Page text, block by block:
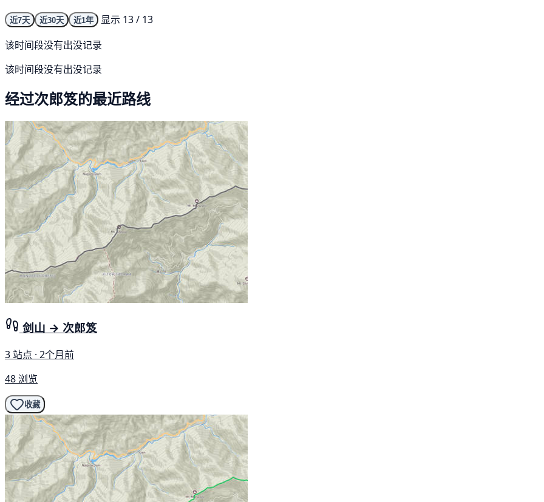
近7天 近30天 近1年
显示 13 / 13
该时间段没有出没记录
该时间段没有出没记录
经过次郎笈的最近路线
剑山 → 次郎笈
3 站点 · 2个月前
48 浏览
收藏